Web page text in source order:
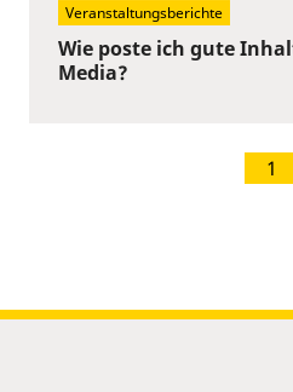
Wie poste ich gute
Media?
Veranstaltungsberichte
1